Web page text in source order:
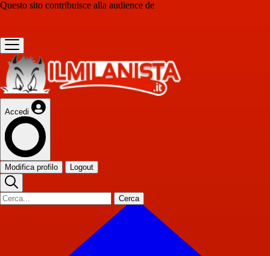
Questo sito contribuisce alla audience de
Accedi
Modifica profilo Logout
Cerca